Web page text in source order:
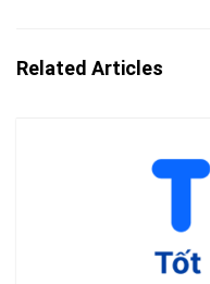
Related Articles